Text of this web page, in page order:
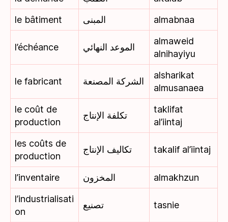
le bâtiment
المبنى almabnaa
l’échéance الموعد النهائي
almaweid
alnihayiyu
le fabricant الشركة المصنعة
alsharikat
almusanaea
le coût de
production
تكلفة الإنتاج
taklifat
al’iintaj
les coûts de
production
تكاليف الإنتاج takalif al’iintaj
l’inventaire المخزون
almakhzun
l’industrialisati
on
تصنيع tasnie